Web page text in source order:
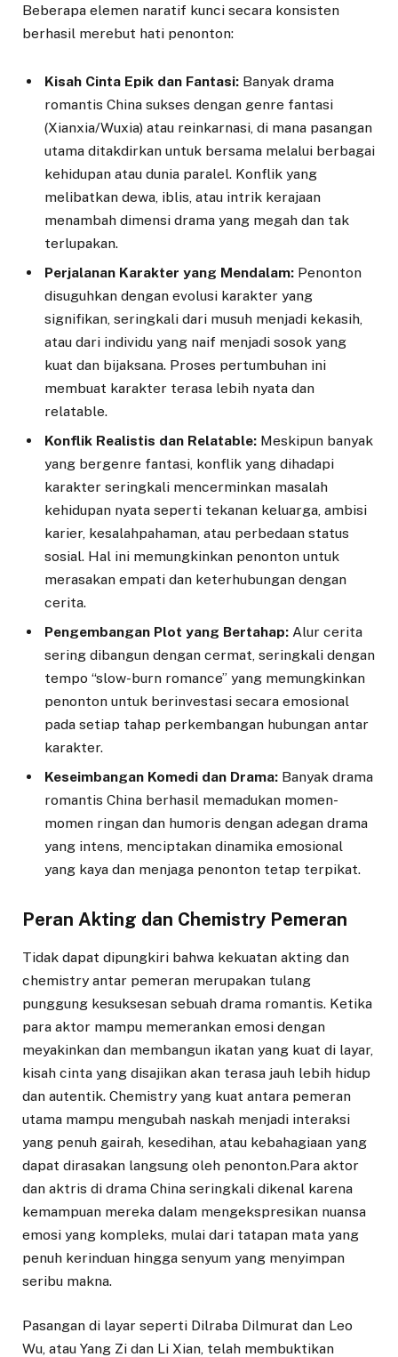
Beberapa elemen naratif kunci secara konsisten
berhasil merebut hati penonton:
Kisah Cinta Epik dan Fantasi: Banyak drama
romantis China sukses dengan genre fantasi
(Xianxia/Wuxia) atau reinkarnasi, di mana pasangan
utama ditakdirkan untuk bersama melalui berbagai
kehidupan atau dunia paralel. Konflik yang
melibatkan dewa, iblis, atau intrik kerajaan
menambah dimensi drama yang megah dan tak
terlupakan.
Perjalanan Karakter yang Mendalam: Penonton
disuguhkan dengan evolusi karakter yang
signifikan, seringkali dari musuh menjadi kekasih,
atau dari individu yang naif menjadi sosok yang
kuat dan bijaksana. Proses pertumbuhan ini
membuat karakter terasa lebih nyata dan
relatable.
Konflik Realistis dan Relatable: Meskipun banyak
yang bergenre fantasi, konflik yang dihadapi
karakter seringkali mencerminkan masalah
kehidupan nyata seperti tekanan keluarga, ambisi
karier, kesalahpahaman, atau perbedaan status
sosial. Hal ini memungkinkan penonton untuk
merasakan empati dan keterhubungan dengan
cerita.
Pengembangan Plot yang Bertahap: Alur cerita
sering dibangun dengan cermat, seringkali dengan
tempo “slow-burn romance” yang memungkinkan
penonton untuk berinvestasi secara emosional
pada setiap tahap perkembangan hubungan antar
karakter.
Keseimbangan Komedi dan Drama: Banyak drama
romantis China berhasil memadukan momen-
momen ringan dan humoris dengan adegan drama
yang intens, menciptakan dinamika emosional
yang kaya dan menjaga penonton tetap terpikat.
Peran Akting dan Chemistry Pemeran
Tidak dapat dipungkiri bahwa kekuatan akting dan
chemistry antar pemeran merupakan tulang
punggung kesuksesan sebuah drama romantis. Ketika
para aktor mampu memerankan emosi dengan
meyakinkan dan membangun ikatan yang kuat di layar,
kisah cinta yang disajikan akan terasa jauh lebih hidup
dan autentik. Chemistry yang kuat antara pemeran
utama mampu mengubah naskah menjadi interaksi
yang penuh gairah, kesedihan, atau kebahagiaan yang
dapat dirasakan langsung oleh penonton.Para aktor
dan aktris di drama China seringkali dikenal karena
kemampuan mereka dalam mengekspresikan nuansa
emosi yang kompleks, mulai dari tatapan mata yang
penuh kerinduan hingga senyum yang menyimpan
seribu makna.
Pasangan di layar seperti Dilraba Dilmurat dan Leo
Wu, atau Yang Zi dan Li Xian, telah membuktikan